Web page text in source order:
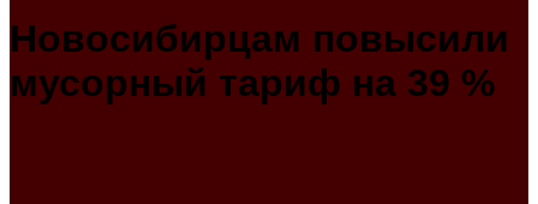
Новосибирцам повысили
мусорный тариф на 39 %